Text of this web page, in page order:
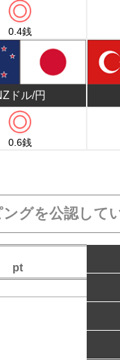
0.4銭
ドル/円
0.6銭
グを公認して
pt